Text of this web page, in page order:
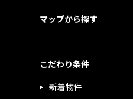
マップから探す
こだわり条件
新着物件